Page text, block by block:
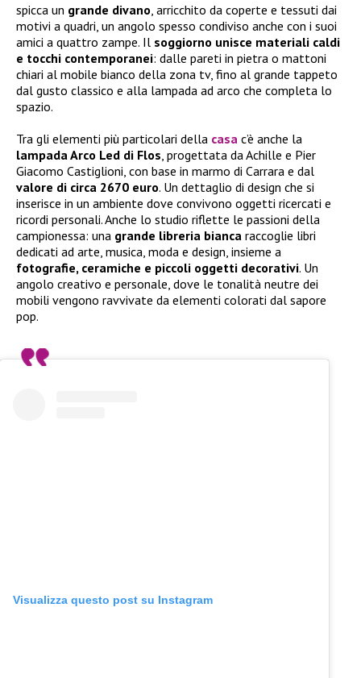
spicca un grande divano , arricchito da coperte e tessuti dai
motivi a quadri, un angolo spesso condiviso anche con i suoi
amici a quattro zampe. Il soggiorno unisce materiali caldi
e tocchi contemporanei: dalle pareti in pietra o mattoni
chiari al mobile bianco della zona tv, fino al grande tappeto
dal gusto classico e alla lampada ad arco che completa lo
spazio.
Tra gli elementi più particolari della casa c’è anche la
lampada Arco Led di Flos , progettata da Achille e Pier
Giacomo Castiglioni, con base in marmo di Carrara e dal
valore di circa 2670 euro. Un dettaglio di design che si
inserisce in un ambiente dove convivono oggetti ricercati e
ricordi personali. Anche lo studio riflette le passioni della
campionessa: una grande libreria bianca raccoglie libri
dedicati ad arte, musica, moda e design, insieme a
fotografie, ceramiche e piccoli oggetti decorativi. Un
angolo creativo e personale, dove le tonalità neutre dei
mobili vengono ravvivate da elementi colorati dal sapore
pop.
Visualizza questo post su Instagram